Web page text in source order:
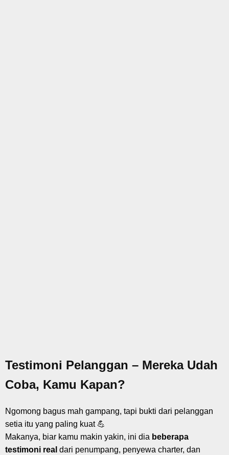
Testimoni Pelanggan – Mereka Udah
Coba, Kamu Kapan?
Ngomong bagus mah gampang, tapi bukti dari pelanggan
setia itu yang paling kuat 💪
Makanya, biar kamu makin yakin, ini dia beberapa
testimoni real dari penumpang, penyewa charter, dan